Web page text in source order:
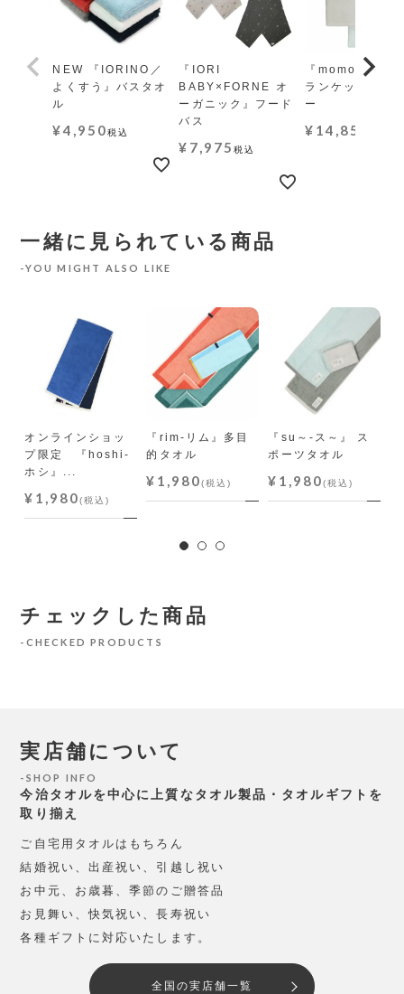
NEW 『IORINO／
よくすう』バスタオ
ル
¥4,950税込
『IORI
BABY×FORNE オ
ーガニック』フード
バス
¥ 7,975税込
『momo-モモ』
ランケット レギ
ー
¥ 14,850
一緒に見られている商品
YOU MIGHT ALSO LIKE
オンラインショッ
プ限定 『hoshi-
ホシ』...
¥1,980(税込)
『rim-リム』多目
的タオル
¥1,980(税込)
『su～-ス～』 ス
ポーツタオル
¥1,980(税込)
チェックした商品
CHECKED PRODUCTS
実店舗について
SHOP INFO
今治タオルを中心に上質なタオル製品・タオルギフトを
取り揃え
ご自宅用タオルはもちろん
結婚祝い、出産祝い、引越し祝い
お中元、お歳暮、季節のご贈答品
お見舞い、快気祝い、長寿祝い
各種ギフトに対応いたします。
全国の実店舗一覧